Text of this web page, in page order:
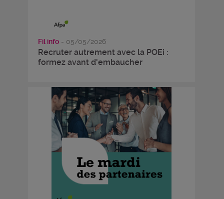
Fil info - 05/05/2026
Recruter autrement avec la POEi :
formez avant d'embaucher